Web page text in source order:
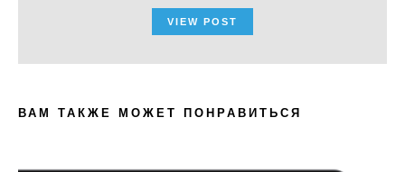
VIEW POST
ВАМ ТАКЖЕ МОЖЕТ ПОНРАВИТЬСЯ